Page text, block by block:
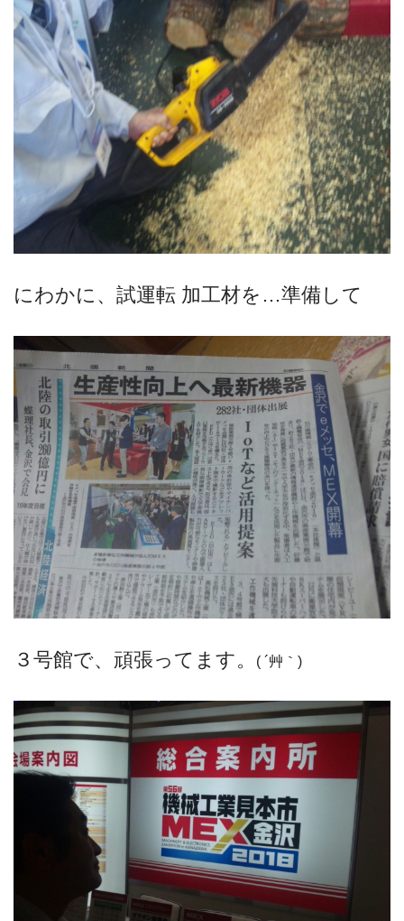
にわかに、試運転 加工材を…準備して
３号館で、頑張ってます。 ( ´艸｀)